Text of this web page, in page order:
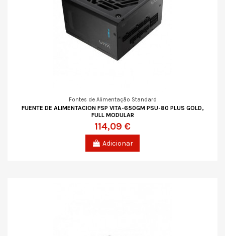
Fontes de Alimentação Standard
FUENTE DE ALIMENTACION FSP VITA-650GM PSU-80 PLUS GOLD,
FULL MODULAR
114,09 €
Adicionar